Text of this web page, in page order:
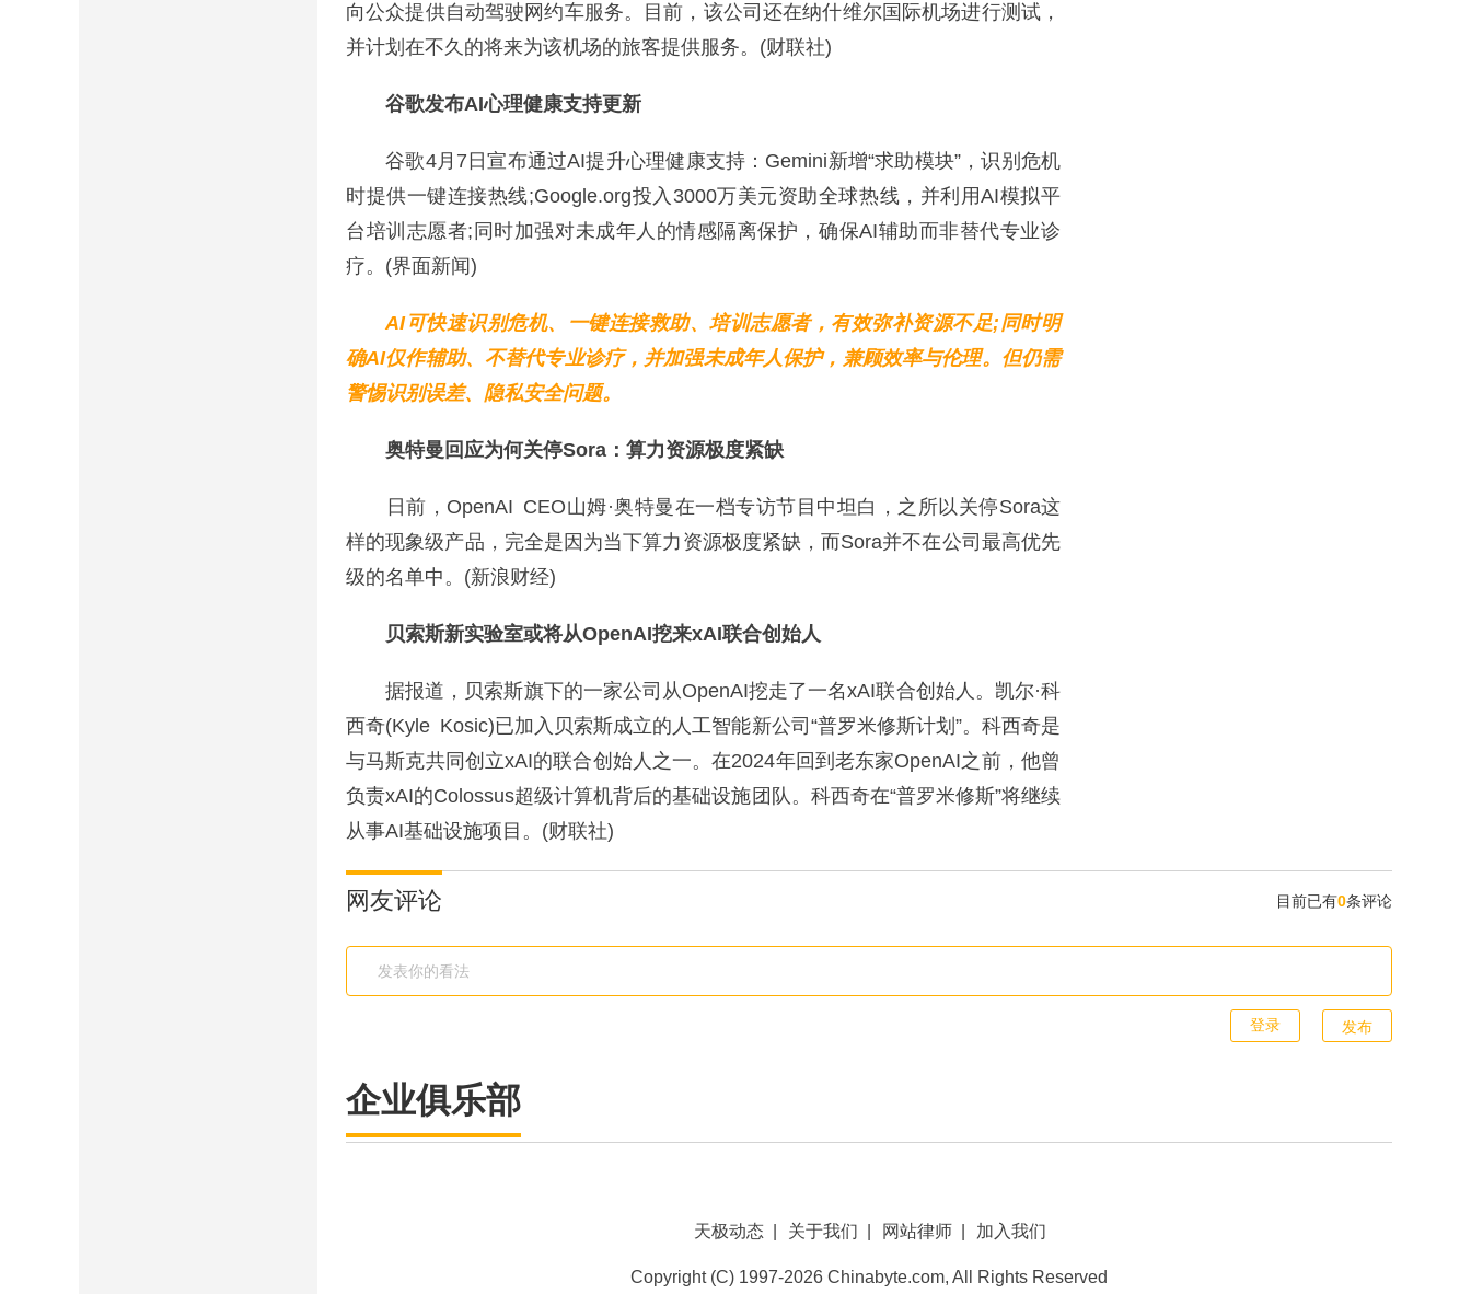
向公众提供自动驾驶网约车服务。目前，该公司还在纳什维尔国际机场进行测试，
并计划在不久的将来为该机场的旅客提供服务。(财联社)
谷歌发布AI心理健康支持更新
谷歌4月7日宣布通过AI提升心理健康支持：Gemini新增“求助模块”，识别危机
时提供一键连接热线;Google.org投入3000万美元资助全球热线，并利用AI模拟平
台培训志愿者;同时加强对未成年人的情感隔离保护，确保AI辅助而非替代专业诊
疗。(界面新闻)
AI可快速识别危机、一键连接救助、培训志愿者，有效弥补资源不足;同时明
确AI仅作辅助、不替代专业诊疗，并加强未成年人保护，兼顾效率与伦理。但仍需
警惕识别误差、隐私安全问题。
奥特曼回应为何关停Sora：算力资源极度紧缺
日前，OpenAI CEO山姆·奥特曼在一档专访节目中坦白，之所以关停Sora这
样的现象级产品，完全是因为当下算力资源极度紧缺，而Sora并不在公司最高优先
级的名单中。(新浪财经)
贝索斯新实验室或将从OpenAI挖来xAI联合创始人
据报道，贝索斯旗下的一家公司从OpenAI挖走了一名xAI联合创始人。凯尔·科
西奇(Kyle Kosic)已加入贝索斯成立的人工智能新公司“普罗米修斯计划”。科西奇是
与马斯克共同创立xAI的联合创始人之一。在2024年回到老东家OpenAI之前，他曾
负责xAI的Colossus超级计算机背后的基础设施团队。科西奇在“普罗米修斯”将继续
从事AI基础设施项目。(财联社)
网友评论 目前已有0条评论
发布
企业俱乐部
天极动态 关于我们 网站律师 加入我们
Copyright (C) 1997-2026 Chinabyte.com, All Rights Reserved